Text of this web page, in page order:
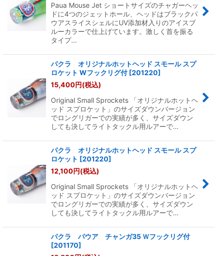
Paua Mouse Jet ショートサイズのチャガーヘッ
ドに4つのジェットホール、ヘッドはブラックパ
ウアスライスシェルにUV添加材入りのアイスブ
ルーカラーで仕上げています。激しく首を振る
タイプ…
パクラ オリジナルホットヘッド スモール スプ
ロケット Wフックリグ付 [201220]
15,400円(税込)
Original Small Sprockets 「オリジナルホットヘ
ッド スプロケット」のサイズダウンバージョン
でロングリガーでの実績が多く、サイズダウン
しても決してライトタックル用ルアーで…
パクラ オリジナルホットヘッド スモール スプ
ロケット [201220]
12,100円(税込)
Original Small Sprockets 「オリジナルホットヘ
ッド スプロケット」のサイズダウンバージョン
でロングリガーでの実績が多く、サイズダウン
しても決してライトタックル用ルアーで…
パクラ パウア チャンガ35 Ｗフックリグ付
[201170]